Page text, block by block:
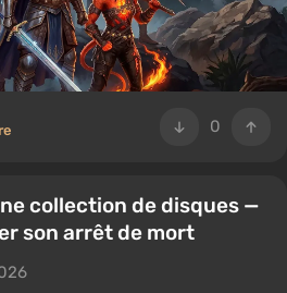
0
collection de disques —
son arrêt de mort